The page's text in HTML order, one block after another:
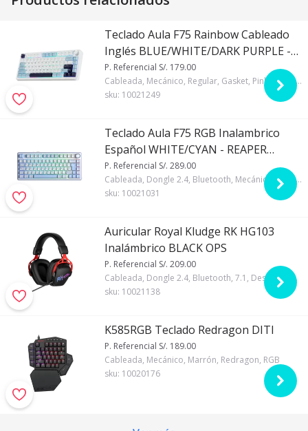
Teclado Aula F75 Rainbow Cableado
Inglés BLUE/WHITE/DARK PURPLE -
PINK SWITCH
P. Referencial S/. 179.00
Cableada, Mecánico, Regular, Gasket, Pink, 75%, Inglés, Aula, RGB, Negro, Blanco y Morado
sku: 10021249
Teclado Aula F75 RGB Inalambrico
Español WHITE/CYAN - REAPER
SWITCH
P. Referencial S/. 289.00
Cableada, Dongle 2.4, Bluetooth, Mecánico, Regular, Gasket, LEOBOG Reaper Axis, 75%, Español, Aula, RGB, Blanco y celeste, Si, 4000mAh
sku: 10021031
Auricular Royal Kludge RK HG103
Inalámbrico BLACK OPS
P. Referencial S/. 209.00
Cableada, Dongle 2.4, Bluetooth, 7.1, Desmontable, Royal Kludge, RGB, Negro, USB-A, Si, Si, Si, 1000mAh
sku: 10021138
K585RGB Teclado Redragon DITI
P. Referencial S/. 189.00
Cableada, Mecánico, Marrón, Redragon, RGB
sku: 10020176